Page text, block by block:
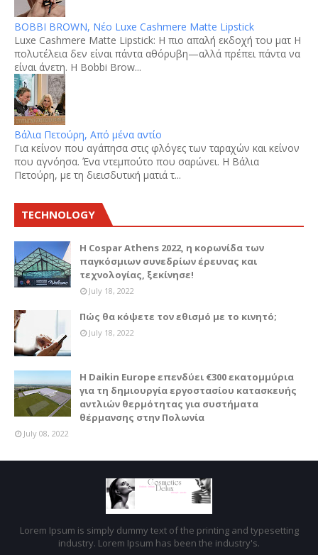
BOBBI BROWN, Νέο Luxe Cashmere Matte Lipstick
Luxe Cashmere Matte Lipstick: Η πιο απαλή εκδοχή του ματ Η
πολυτέλεια δεν είναι πάντα αθόρυβη—αλλά πρέπει πάντα να
είναι άνετη. Η Bobbi Brow...
Βάλια Πετούρη, Από μένα αντίο
Για κείνον που αγάπησα στις φλόγες των ταραχών και κείνον
που αγνόησα. Ένα ντεμπούτο που σαρώνει. Η Βάλια
Πετούρη, με τη διεισδυτική ματιά τ...
TECHNOLOGY
Η Cospar Athens 2022, η κορωνίδα των
παγκόσμιων συνεδρίων έρευνας και
τεχνολογίας, ξεκίνησε!
July 18, 2022
Πώς θα κόψετε τον εθισμό με το κινητό;
July 18, 2022
Η Daikin Europe επενδύει €300 εκατομμύρια
για τη δημιουργία εργοστασίου κατασκευής
αντλιών θερμότητας για συστήματα
θέρμανσης στην Πολωνία
July 08, 2022
Lorem Ipsum is simply dummy text of the printing and typesetting
industry. Lorem Ipsum has been the industry's.